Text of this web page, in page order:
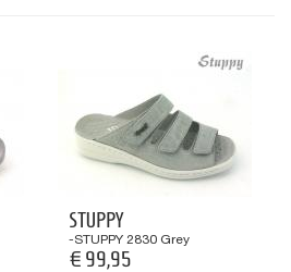
STUPPY
-STUPPY 2830 Grey
€ 99,95